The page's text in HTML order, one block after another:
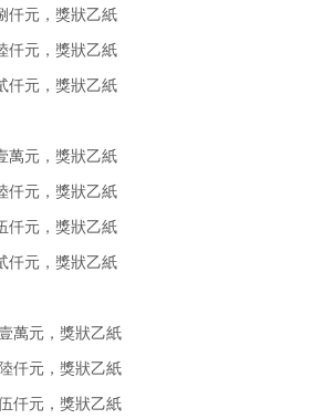
仟元，獎狀乙紙
仟元，獎狀乙紙
仟元，獎狀乙紙
萬元，獎狀乙紙
仟元，獎狀乙紙
仟元，獎狀乙紙
仟元，獎狀乙紙
萬元，獎狀乙紙
仟元，獎狀乙紙
仟元，獎狀乙紙